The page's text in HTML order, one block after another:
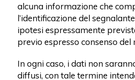
alcuna informazione che
l’identificazione del
ipotesi espressamente
previo espresso consenso del
In ogni caso, i dati non
diffusi, con tale termine